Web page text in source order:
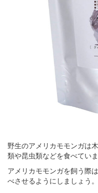
野生のアメリカモモンガは
類や昆虫類などを食べていま
アメリカモモンガを飼う際
べさせるようにしましょう。